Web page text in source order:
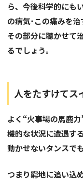
ら、今後科学的にも
の病気･この痛みを
その部分に聴かせて
るでしょう。
人をたすけてス
よく“火事場の馬鹿
機的な状況に遭遇す
動かせないタンスで
つまり窮地に追い込